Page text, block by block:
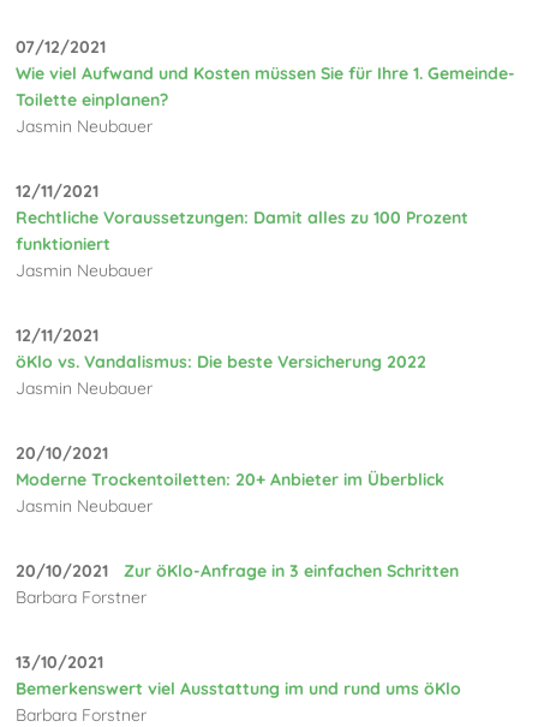
07/12/2021
Wie viel Aufwand und Kosten müssen Sie für Ihre 1. Gemeinde-
Toilette einplanen?
Jasmin Neubauer
12/11/2021
Rechtliche Voraussetzungen: Damit alles zu 100 Prozent
funktioniert
Jasmin Neubauer
12/11/2021
öKlo vs. Vandalismus: Die beste Versicherung 2022
Jasmin Neubauer
20/10/2021
Moderne Trockentoiletten: 20+ Anbieter im Überblick
Jasmin Neubauer
20/10/2021
Zur öKlo-Anfrage in 3 einfachen Schritten
Barbara Forstner
13/10/2021
Bemerkenswert viel Ausstattung im und rund ums öKlo
Barbara Forstner